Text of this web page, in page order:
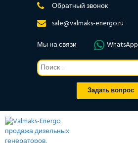
Обратный звонок
sale@valmaks-energo.ru
Мы на связи
WhatsApp
Задать вопрос